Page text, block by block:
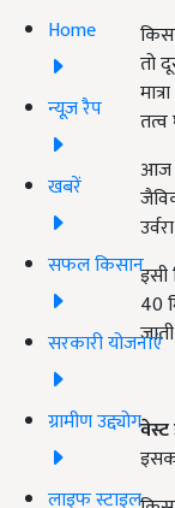
Home
न्यूज़ रैप
खबरें
सफल किसान
सरकारी योजनाएं
ग्रामीण उद्द्योग
लाइफ स्टाइल
तो
तत्व
आज
40